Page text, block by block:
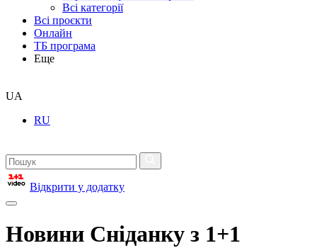
Всі категорії
Всі проєкти
Онлайн
ТБ програма
Еще
UA
RU
Відкрити у додатку
Новини Сніданку з 1+1